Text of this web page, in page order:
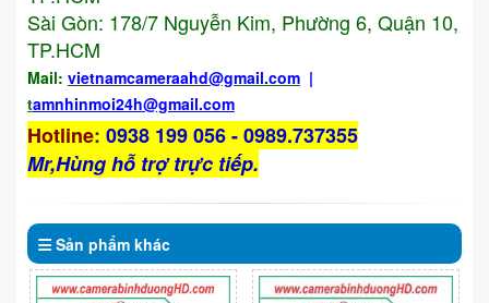
Sài Gòn: 178/7 Nguyễn Kim, Phường 6, Quận 10,
TP.HCM
Mail: vietnamcameraahd@gmail.com |
tamnhinmoi24h@gmail.com
Hotline: 0938 199 056 - 0989.737355
Mr,Hùng hỗ trợ trực tiếp.
Sản phẩm khác